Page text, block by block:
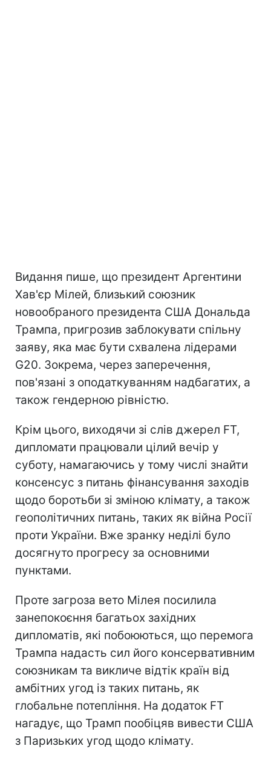
Видання пише, що президент Аргентини
Хав'єр Мілей, близький союзник
новообраного президента США Дональда
Трампа, пригрозив заблокувати спільну
заяву, яка має бути схвалена лідерами
G20. Зокрема, через заперечення,
пов'язані з оподаткуванням надбагатих, а
також гендерною рівністю.
Крім цього, виходячи зі слів джерел FT,
дипломати працювали цілий вечір у
суботу, намагаючись у тому числі знайти
консенсус з питань фінансування заходів
щодо боротьби зі зміною клімату, а також
геополітичних питань, таких як війна Росії
проти України. Вже зранку неділі було
досягнуто прогресу за основними
пунктами.
Проте загроза вето Мілея посилила
занепокоєння багатьох західних
дипломатів, які побоюються, що перемога
Трампа надасть сил його консервативним
союзникам та викличе відтік країн від
амбітних угод із таких питань, як
глобальне потепління. На додаток FT
нагадує, що Трамп пообіцяв вивести США
з Паризьких угод щодо клімату.